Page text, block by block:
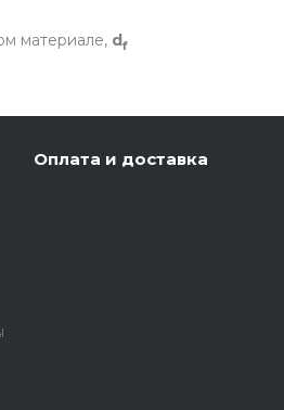
материале, df
Оплата и доставка